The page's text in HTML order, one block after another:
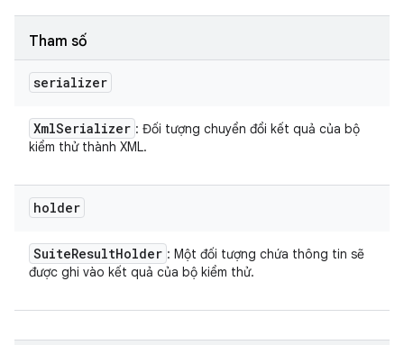
Tham số
serializer
XmlSerializer : Đối tượng chuyển đổi kết quả của bộ
kiểm thử thành XML.
holder
SuiteResultHolder : Một đối tượng chứa thông tin sẽ
được ghi vào kết quả của bộ kiểm thử.